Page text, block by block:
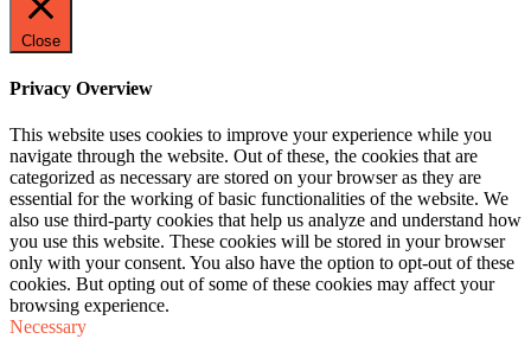
Close
Privacy Overview
This website uses cookies to improve your experience while you
navigate through the website. Out of these, the cookies that are
categorized as necessary are stored on your browser as they are
essential for the working of basic functionalities of the website. We
also use third-party cookies that help us analyze and understand how
you use this website. These cookies will be stored in your browser
only with your consent. You also have the option to opt-out of these
cookies. But opting out of some of these cookies may affect your
browsing experience.
Necessary